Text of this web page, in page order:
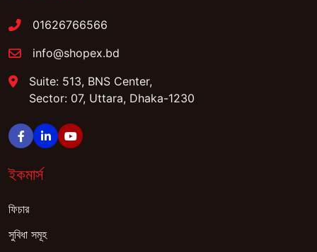
01626766566
info@shopex.bd
Suite: 513, BNS Center,
Sector: 07, Uttara, Dhaka-1230
ইকমার্স
ফিচার
সুবিধা সমূহ